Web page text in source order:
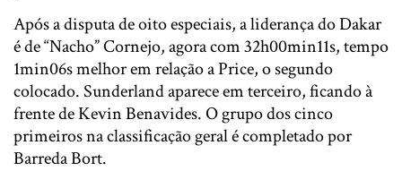
Após a disputa de oito especiais, a liderança do Dakar
é de “Nacho” Cornejo, agora com 32h00min11s, tempo
1min06s melhor em relação a Price, o segundo
colocado. Sunderland aparece em terceiro, ficando à
frente de Kevin Benavides. O grupo dos cinco
primeiros na classificação geral é completado por
Barreda Bort.